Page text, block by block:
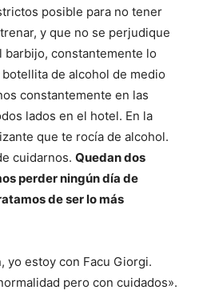
posible para no tener
y que no se perjudique
barbijo, constantemente lo
de alcohol de medio
constantemente en las
lados en el hotel. En la
que te rocía de alcohol.
cuidarnos. Quedan dos
perder ningún día de
de ser lo más
yo estoy con Facu Giorgi.
pero con cuidados».